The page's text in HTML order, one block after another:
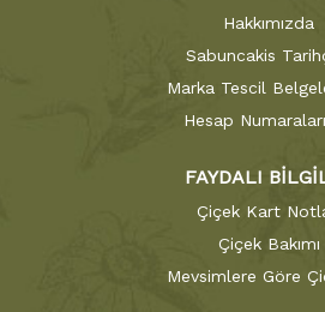
Hakkımızda
Sabuncakis
Marka Tescil
Hesap
FAYDALI
Çiçek Kart
Çiçek Bakımı
Mevsimlere Göre